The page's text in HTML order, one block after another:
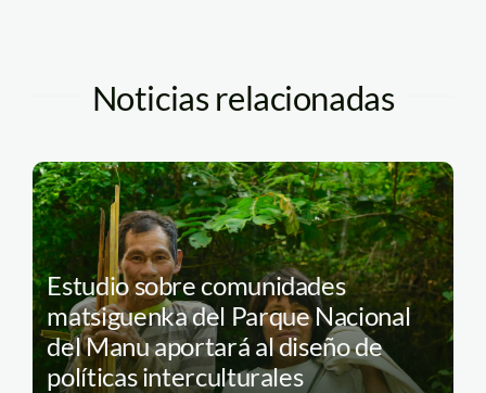
Noticias relacionadas
Estudio sobre comunidades
matsiguenka del Parque Nacional
del Manu aportará al diseño de
políticas interculturales